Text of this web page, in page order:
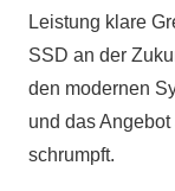
Leistung klare
SSD an der
den modernen
und das
schrumpft.